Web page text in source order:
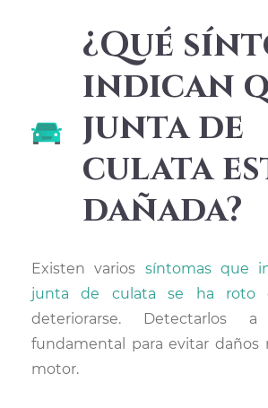
¿Qué
indican
junta de
culata
dañada?
Existen varios síntomas que
junta de culata se ha roto
deteriorarse. Detectarlos
fundamental para evitar daños
motor.